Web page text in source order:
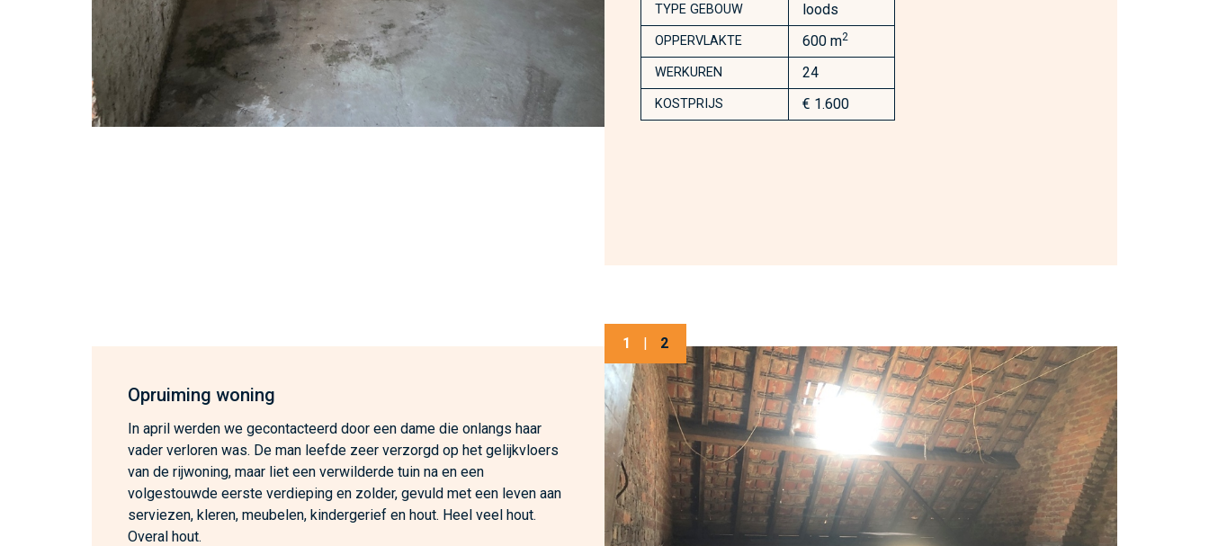
TYPE GEBOUW loods
OPPERVLAKTE 600 m2
WERKUREN 24
KOSTPRIJS € 1.600
Opruiming woning
In april werden we gecontacteerd door een dame die onlangs haar
vader verloren was. De man leefde zeer verzorgd op het gelijkvloers
van de rijwoning, maar liet een verwilderde tuin na en een
volgestouwde eerste verdieping en zolder, gevuld met een leven aan
serviezen, kleren, meubelen, kindergerief en hout. Heel veel hout.
Overal hout.
1 | 2